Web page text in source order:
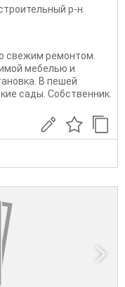
р-н
свежим ремонтом.
мебелью и
В пешей
сады. Собственник.